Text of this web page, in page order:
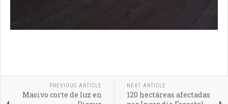
PREVIOUS ARTICLE
Masivo corte de luz en
NEXT ARTICLE
120 hectáreas afectadas